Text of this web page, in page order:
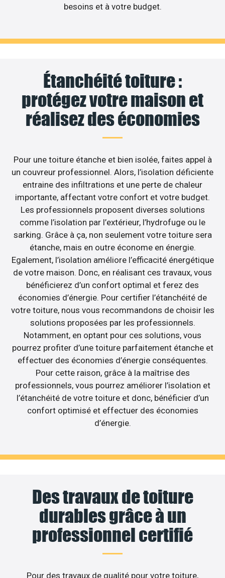
besoins et à votre budget.
Étanchéité toiture :
protégez votre maison et
réalisez des économies
Pour une toiture étanche et bien isolée, faites appel à
un couvreur professionnel. Alors, l’isolation déficiente
entraine des infiltrations et une perte de chaleur
importante, affectant votre confort et votre budget.
Les professionnels proposent diverses solutions
comme l’isolation par l’extérieur, l’hydrofuge ou le
sarking. Grâce à ça, non seulement votre toiture sera
étanche, mais en outre économe en énergie.
Egalement, l’isolation améliore l’efficacité énergétique
de votre maison. Donc, en réalisant ces travaux, vous
bénéficierez d’un confort optimal et ferez des
économies d’énergie. Pour certifier l’étanchéité de
votre toiture, nous vous recommandons de choisir les
solutions proposées par les professionnels.
Notamment, en optant pour ces solutions, vous
pourrez profiter d’une toiture parfaitement étanche et
effectuer des économies d’énergie conséquentes.
Pour cette raison, grâce à la maîtrise des
professionnels, vous pourrez améliorer l’isolation et
l’étanchéité de votre toiture et donc, bénéficier d’un
confort optimisé et effectuer des économies
d’énergie.
Des travaux de toiture
durables grâce à un
professionnel certifié
Pour des travaux de qualité pour votre toiture,